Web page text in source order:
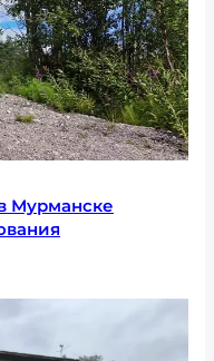
Мурманске